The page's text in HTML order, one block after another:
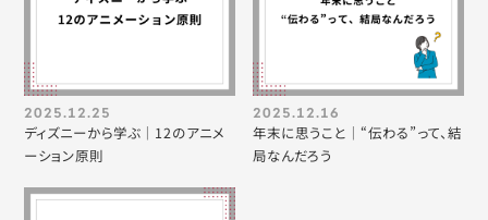
2025.12.25
ディズニーから学ぶ｜12のアニメ
ーション原則
2025.12.16
年末に思うこと｜“伝わる”って、結
局なんだろう